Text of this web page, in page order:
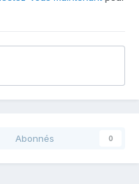
Abonnés 0